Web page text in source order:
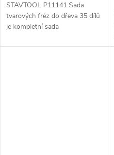
STAVTOOL P11141 Sada
tvarových fréz do dřeva 35 dílů
je kompletní sada
uloženy v hliníkovém kufříku.